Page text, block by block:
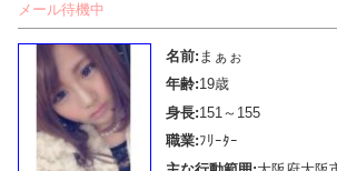
メール待機中
名前: まぁぉ
年齢:19歳
身長:151～155
職業:ﾌﾘｰﾀｰ